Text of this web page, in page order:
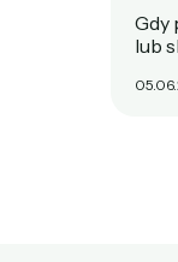
Gdy
lub